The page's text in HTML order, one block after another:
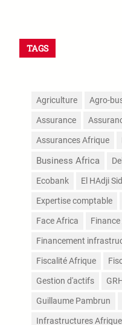
TAGS
Agriculture Agro-
Assurance
Assurances Afrique
Business Africa
Ecobank El HAdji
Expertise comptable
Face Africa
Financement
Fiscalité Afrique
Gestion d'actifs
Guillaume Pambrun
Infrastructures Afrique